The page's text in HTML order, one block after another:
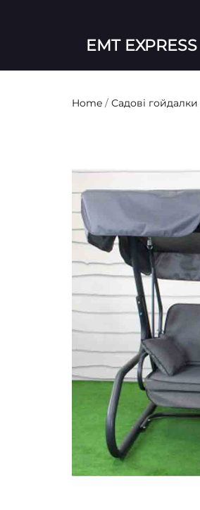
EMT EXPRESS
Home / Садові гойдалки